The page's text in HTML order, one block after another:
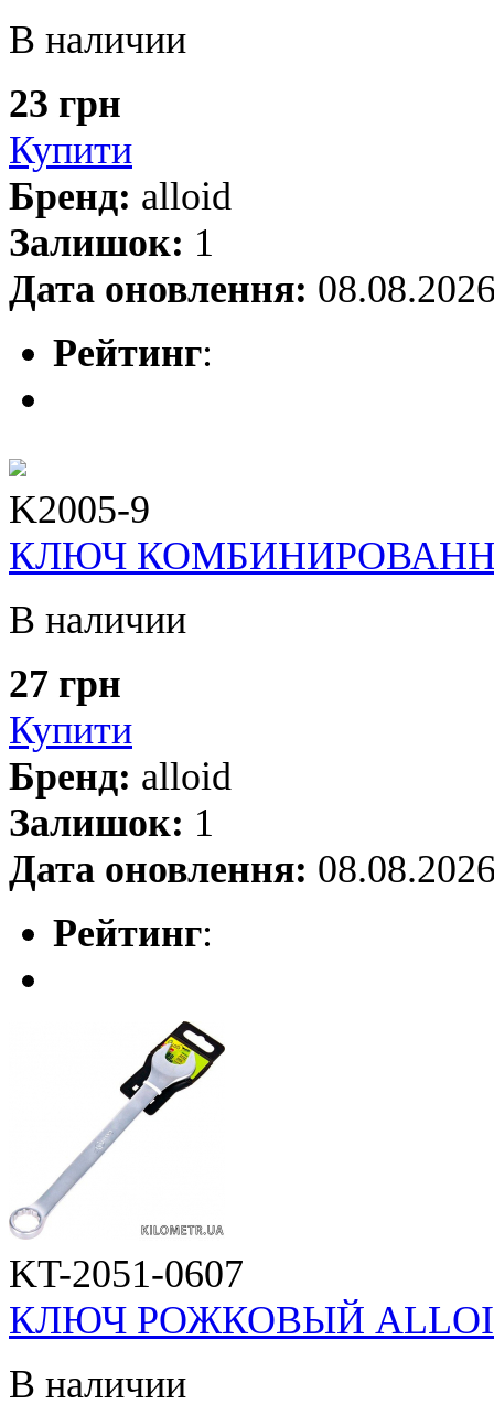
В наличии
23 грн
Купити
Бренд: alloid
Залишок: 1
Дата оновлення:
Рейтинг:
K2005-9
КЛЮЧ
В наличии
27 грн
Купити
Бренд: alloid
Залишок: 1
Дата оновлення:
Рейтинг:
KT-2051-0607
КЛЮЧ РОЖКОВЫЙ
В наличии